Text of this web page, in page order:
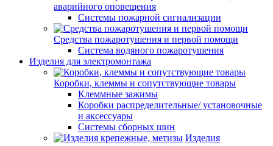
аварийного оповещения
Системы пожарной сигнализации
Средства пожаротушения и первой помощи
Система водяного пожаротушения
Изделия для электромонтажа
Коробки, клеммы и сопутствующие товары
Клеммные зажимы
Коробки распределительные/ установочные
и аксессуары
Системы сборных шин
Изделия